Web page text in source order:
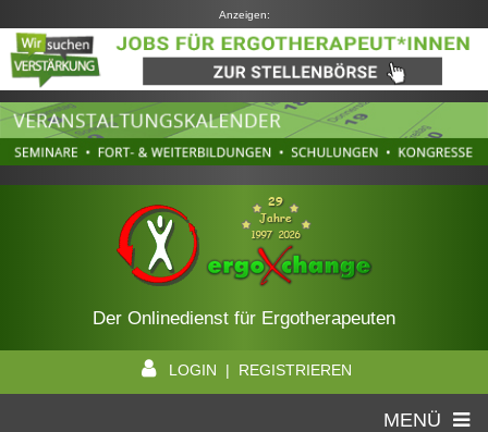
Anzeigen:
Der Onlinedienst für Ergotherapeuten
LOGIN | REGISTRIEREN
MENÜ